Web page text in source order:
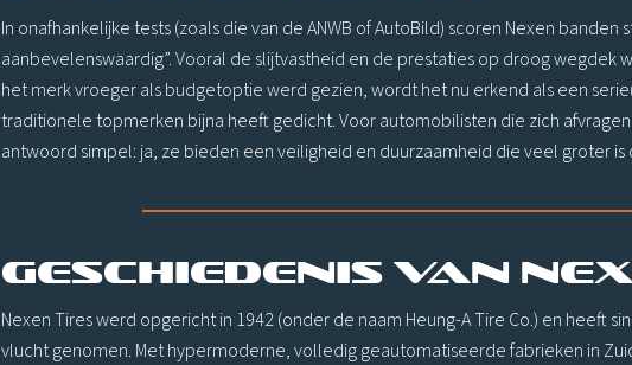
In onafhankelijke tests (zoals die van de ANWB of AutoBild) scoren Nexen banden
aanbevelenswaardig”. Vooral de slijtvastheid en de prestaties op droog wegdek
het merk vroeger als budgetoptie werd gezien, wordt het nu erkend als een
traditionele topmerken bijna heeft gedicht. Voor automobilisten die zich afvragen
antwoord simpel: ja, ze bieden een veiligheid en duurzaamheid die veel groter
Geschiedenis van
Nexen Tires werd opgericht in 1942 (onder de naam Heung-A Tire Co.) en heeft
vlucht genomen. Met hypermoderne, volledig geautomatiseerde fabrieken in